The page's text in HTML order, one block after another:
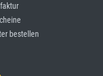
bestellen